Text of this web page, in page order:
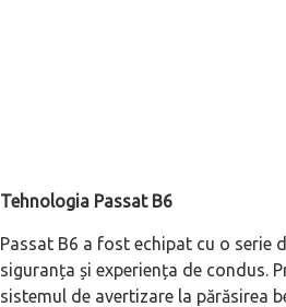
Tehnologia Passat B6
Passat B6 a fost echipat cu o serie
siguranța și experiența de condus.
sistemul de avertizare la părăsirea